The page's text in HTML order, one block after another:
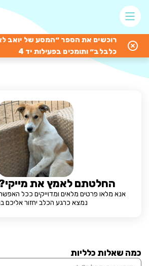
רוכשים את הספר ״המסע של יואב
כלבלב״ ותומכים בפעילות יד 4
החלטתם לאמץ את
אנא מלאו פרטים מלאים ומדוייקים ככל
נמצא כרגע הכלב יחזור אליכם
כמה שאלות כלליות